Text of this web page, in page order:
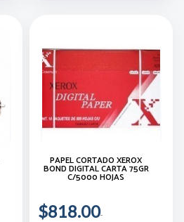
PAPEL CORTADO XEROX
BOND DIGITAL CARTA 75GR
C/5000 HOJAS
$818.00